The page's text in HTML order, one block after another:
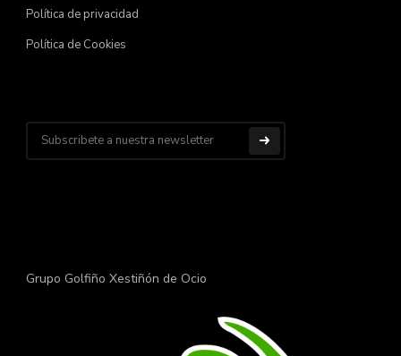
Política de privacidad
Política de Cookies
Grupo Golfiño Xestiñón de Ocio